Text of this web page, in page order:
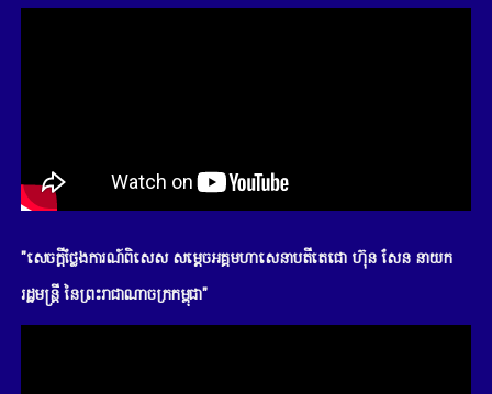
"សេចក្តីថ្លែងការណ៍ពិសេស សម្តេចអគ្គមហាសេនាបតីតេជោ ហ៊ុន សែន នាយក
រដ្ឋមន្រ្តី នៃព្រះរាជាណាចក្រកម្ពុជា"